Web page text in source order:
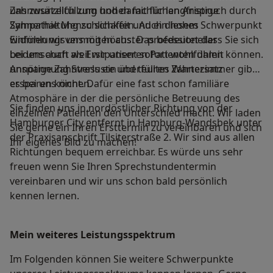
Zahnwurzelfüllung und damit für langfristige
Zahnerhaltung zu schaffen. Auch diesem Schwerpunkt
widmen wir uns mit höchster professioneller
Leidenschaft weil wir unseren Patienten damit
unnötige Zahnverluste und teuren Zahnersatz
ersparen können.
uns zusätzlich zum hohen fachlichen Anspruch durch
Sympathie Menschlichkeit und ein hohes
Einfühlungsvermögen aus. Das bedeutet dass Sie sich
bei uns auch als Erstpatient sofort wohlfühlen können.
Anspannung Stress ein überfülltes Wartezimmer gibt
es bei uns nicht. Dafür eine fast schon familiäre
Atmosphäre in der die persönliche Betreuung des
einzelnen Patienten den Unterschied macht. Wir laden
Sie gerne ein Ihren Ersttermin zu vereinbaren und sich
Ihr eigenes Bild zu machen!
Sie finden uns in nordöstlicher Richtung von der
Hamburger City entfernt in Hamburg-Wandsbek unter
der Praxisanschrift Tilsiterstraße 2. Wir sind aus allen
Richtungen bequem erreichbar. Es würde uns sehr
freuen wenn Sie Ihren Sprechstundentermin
vereinbaren und wir uns schon bald persönlich
kennen lernen.
Mein weiteres Leistungs­spektrum
Im Folgenden können Sie weitere Schwerpunkte